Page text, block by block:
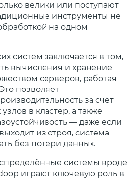
велики или поступают
инструменты не
на одном
систем заключается в том,
вычисления и хранение
серверов, работая
позволяет
за счёт
в кластер, а также
— даже если
из строя, система
без потери данных.
системы вроде
играют ключевую роль в